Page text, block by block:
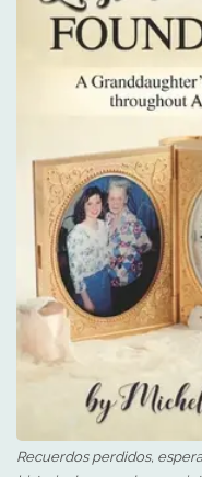
Recuerdos perdidos,